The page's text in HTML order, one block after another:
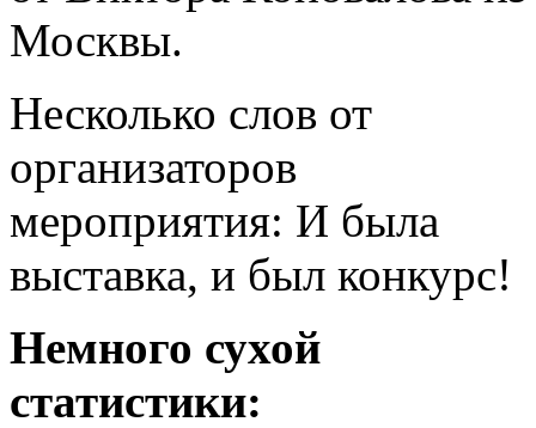
Москвы.
Несколько слов от
организаторов
мероприятия: И была
выставка, и был конкурс!
Немного сухой
статистики: